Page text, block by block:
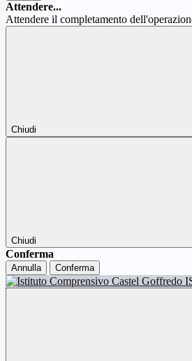
Attendere...
Attendere il completamento
Chiudi
Chiudi
Conferma
Annulla Conferma